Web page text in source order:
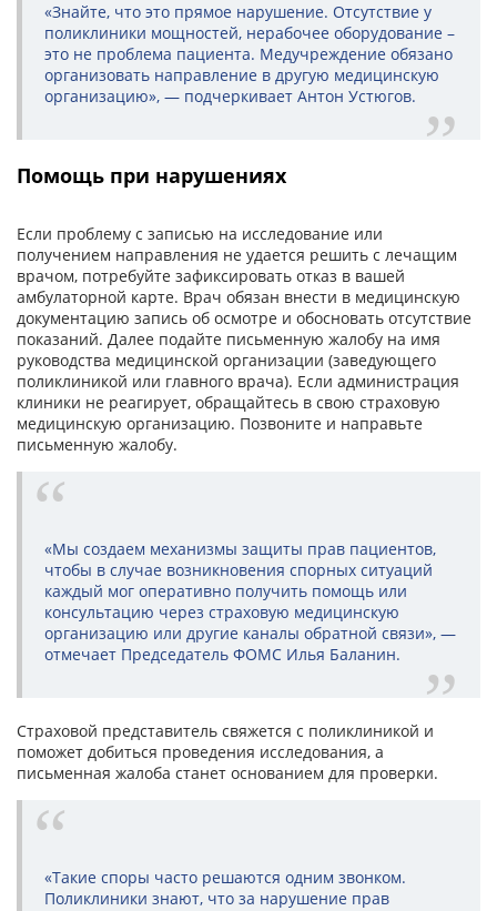
«Знайте, что это прямое нарушение. Отсутствие у
поликлиники мощностей, нерабочее оборудование –
это не проблема пациента. Медучреждение обязано
организовать направление в другую медицинскую
организацию», — подчеркивает Антон Устюгов.
Помощь при нарушениях
Если проблему с записью на исследование или
получением направления не удается решить с лечащим
врачом, потребуйте зафиксировать отказ в вашей
амбулаторной карте. Врач обязан внести в медицинскую
документацию запись об осмотре и обосновать отсутствие
показаний. Далее подайте письменную жалобу на имя
руководства медицинской организации (заведующего
поликлиникой или главного врача). Если администрация
клиники не реагирует, обращайтесь в свою страховую
медицинскую организацию. Позвоните и направьте
письменную жалобу.
«Мы создаем механизмы защиты прав пациентов,
чтобы в случае возникновения спорных ситуаций
каждый мог оперативно получить помощь или
консультацию через страховую медицинскую
организацию или другие каналы обратной связи», —
отмечает Председатель ФОМС Илья Баланин.
Страховой представитель свяжется с поликлиникой и
поможет добиться проведения исследования, а
письменная жалоба станет основанием для проверки.
«Такие споры часто решаются одним звонком.
Поликлиники знают, что за нарушение прав